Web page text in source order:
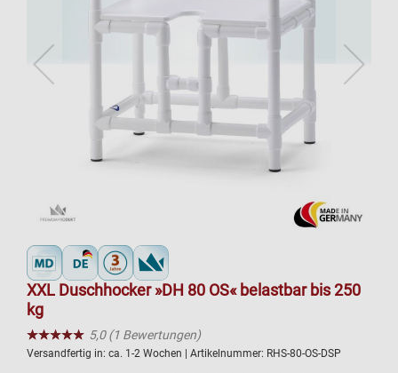
XXL Duschhocker »DH 80 OS« belastbar bis 250
kg
★★★★★
☆☆☆☆☆ 5,0 (1 Bewertungen)
Versandfertig in: ca. 1-2 Wochen | Artikelnummer: RHS-80-OS-DSP